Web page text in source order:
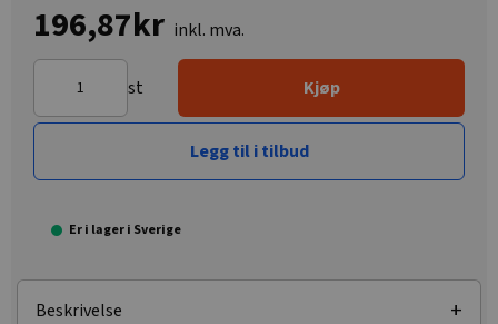
196,87kr inkl. mva.
st Kjøp
Legg til i tilbud
Er i lager i Sverige
Beskrivelse